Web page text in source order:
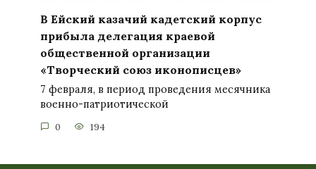
В Ейский казачий кадетский корпус
прибыла делегация краевой
общественной организации
«Творческий союз иконописцев»
7 февраля, в период проведения месячника
военно-патриотической
0 194